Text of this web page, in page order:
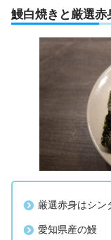
鰻白焼きと厳選赤
厳選赤身はシン
愛知県産の鰻